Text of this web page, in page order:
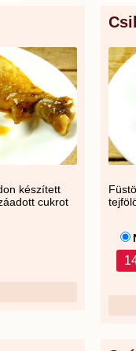
készített
cukrot